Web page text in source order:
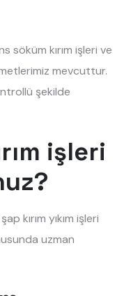
söküm kırım işleri ve
mevcuttur.
şekilde
işleri
kırım yıkım işleri
uzman